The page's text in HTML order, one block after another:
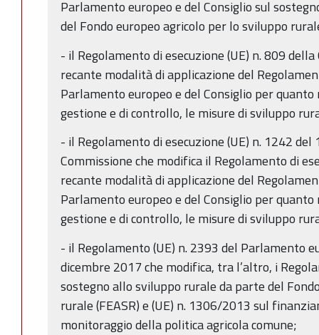
Parlamento europeo e del Consiglio sul
del Fondo europeo agricolo per lo sviluppo
- il Regolamento di esecuzione (UE) n. 809
recante modalità di applicazione del
Parlamento europeo e del Consiglio per
gestione e di controllo, le misure di sviluppo
- il Regolamento di esecuzione (UE) n. 1242
Commissione che modifica il Regolamento di
recante modalità di applicazione del
Parlamento europeo e del Consiglio per
gestione e di controllo, le misure di sviluppo
- il Regolamento (UE) n. 2393 del Parlamento
dicembre 2017 che modifica, tra l’altro, i
sostegno allo sviluppo rurale da parte del
rurale (FEASR) e (UE) n. 1306/2013 sul
monitoraggio della politica agricola comune;